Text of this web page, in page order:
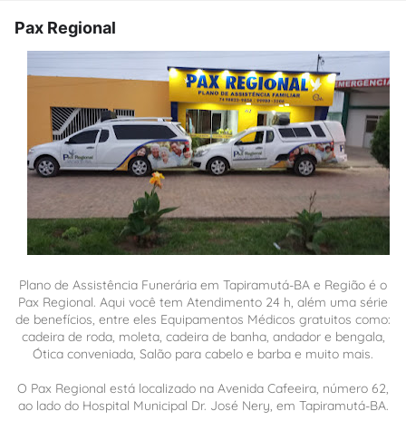
Pax Regional
Plano de Assistência Funerária em Tapiramutá-BA e Região é o
Pax Regional. Aqui você tem Atendimento 24 h, além uma série
de benefícios, entre eles Equipamentos Médicos gratuitos como:
cadeira de roda, moleta, cadeira de banha, andador e bengala,
Ótica conveniada, Salão para cabelo e barba e muito mais.
O Pax Regional está localizado na Avenida Cafeeira, número 62,
ao lado do Hospital Municipal Dr. José Nery, em Tapiramutá-BA.